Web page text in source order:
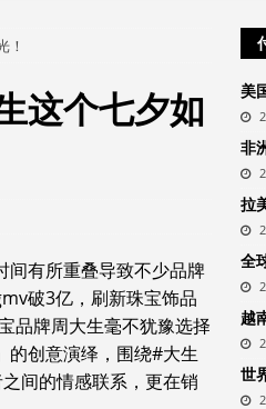
！
这个七夕如
间有所重叠导致不少品牌
破3亿，刷新珠宝饰品
品牌周大生毫不犹豫选择
的创意演绎，围绕#大生
间的情感联系，更在销
美
非
拉
全
越
世